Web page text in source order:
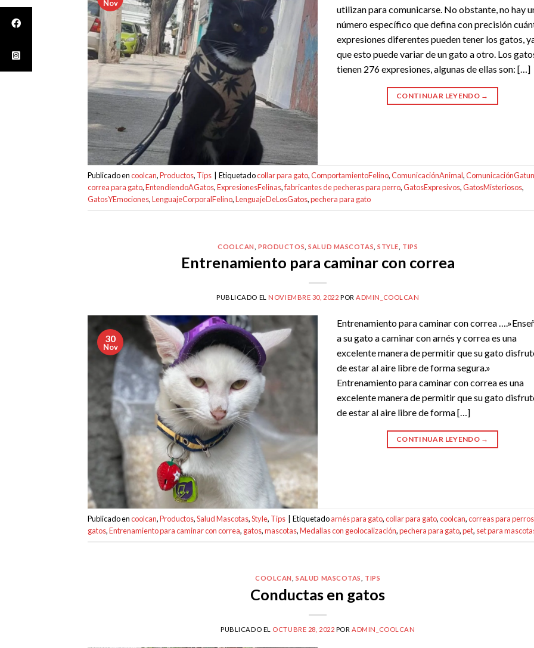
Nov
utilizan para comunicarse. No obstante, no hay
número específico que defina con precisión
expresiones diferentes pueden tener los gatos,
que esto puede variar de un gato a otro. Los
tienen 276 expresiones, algunas de ellas son: […]
CONTINUAR LEYENDO →
Publicado encoolcan,Productos, Tips Etiquetadocollar para gato,ComportamientoFelino,ComunicaciónAnimal,
correa para gato,EntendiendoAGatos,ExpresionesFelinas,fabricantes de pecheras para perro,GatosExpresivos,GatosMisteriosos,
GatosYEmociones,LenguajeCorporalFelino,LenguajeDeLosGatos,pechera para gato
COOLCAN ,PRODUCTOS ,SALUD MASCOTAS ,STYLE TIPS
Entrenamiento para caminar con correa
PUBLICADO EL NOVIEMBRE 30, 2022 PORADMIN_COOLCAN
30
Nov
Entrenamiento para caminar con correa
a su gato a caminar con arnés y correa es una
excelente manera de permitir que su gato
de estar al aire libre de forma segura.»
Entrenamiento para caminar con correa es una
excelente manera de permitir que su gato
de estar al aire libre de forma […]
CONTINUAR LEYENDO →
Publicado encoolcan,Productos,Salud Mascotas,Style, Tips Etiquetadoarnés para gato,collar para gato,coolcan,correas para
gatos,Entrenamiento para caminar con correa, gatos,mascotas,Medallas con geolocalización,pechera para gato,pet, set para
COOLCAN ,SALUD MASCOTAS TIPS
Conductas en gatos
PUBLICADO EL OCTUBRE 28, 2022 PORADMIN_COOLCAN